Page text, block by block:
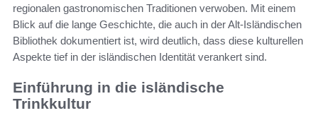
regionalen gastronomischen Traditionen verwoben. Mit einem
Blick auf die lange Geschichte, die auch in der Alt-Isländischen
Bibliothek dokumentiert ist, wird deutlich, dass diese kulturellen
Aspekte tief in der isländischen Identität verankert sind.
Einführung in die isländische
Trinkkultur